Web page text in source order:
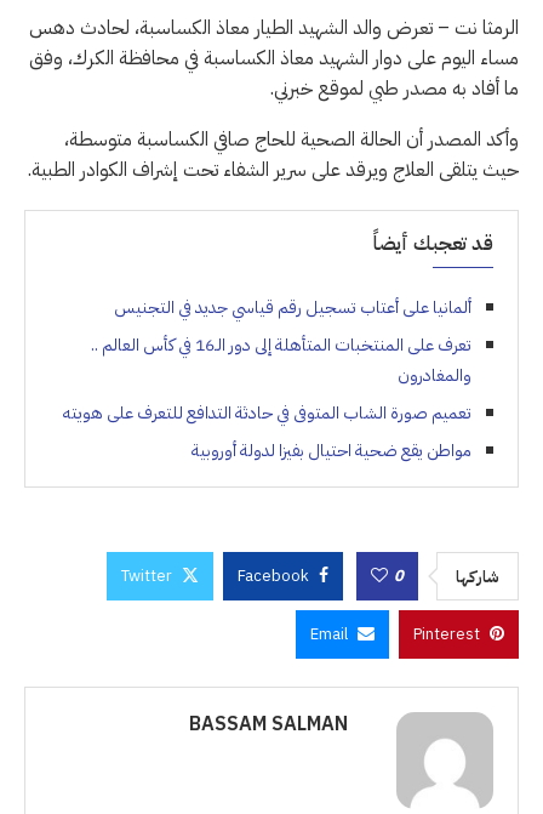
الرمثا نت – تعرض والد الشهيد الطيار معاذ الكساسبة، لحادث دهس
مساء اليوم على دوار الشهيد معاذ الكساسبة في محافظة الكرك، وفق
ما أفاد به مصدر طبي لموقع خبرني.
وأكد المصدر أن الحالة الصحية للحاج صافي الكساسبة متوسطة،
حيث يتلقى العلاج ويرقد على سرير الشفاء تحت إشراف الكوادر الطبية.
قد تعجبك أيضاً
ألمانيا على أعتاب تسجيل رقم قياسي جديد في التجنيس
تعرف على المنتخبات المتأهلة إلى دور الـ16 في كأس العالم ..
والمغادرون
تعميم صورة الشاب المتوفى في حادثة التدافع للتعرف على هويته
مواطن يقع ضحية احتيال بفيزا لدولة أوروبية
شاركها 0
Facebook
Twitter
Pinterest
Email
BASSAM SALMAN